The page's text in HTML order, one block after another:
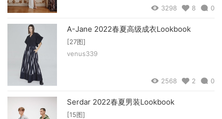
3298 8 0
A-Jane 2022春夏高级成衣Lookbook
[27图]
venus339
2568 2 0
Serdar 2022春夏男装Lookbook
[15图]